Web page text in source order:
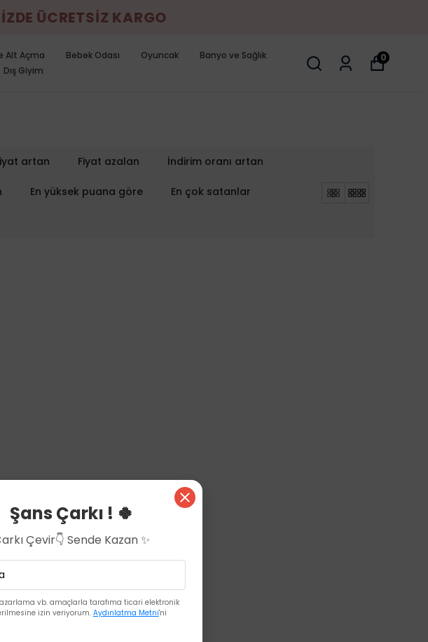
ÜCRETSİZ KARGO
Alt Açma Bebek Odası Oyuncak
Banyo ve Sağlık
Dış Giyim
0
artan Fiyat azalan İndirim oranı artan
En yüksek puana göre En çok satanlar
Şans Çarkı ! 🍀
Çevir👇 Sende Kazan ✨
vb. amaçlarla tarafıma ticari elektronik
izin veriyorum. Aydınlatma Metni'ni